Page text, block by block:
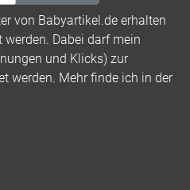
von Babyartikel.de erhalten
Dabei darf mein
und Klicks) zur
werden. Mehr finde ich in der